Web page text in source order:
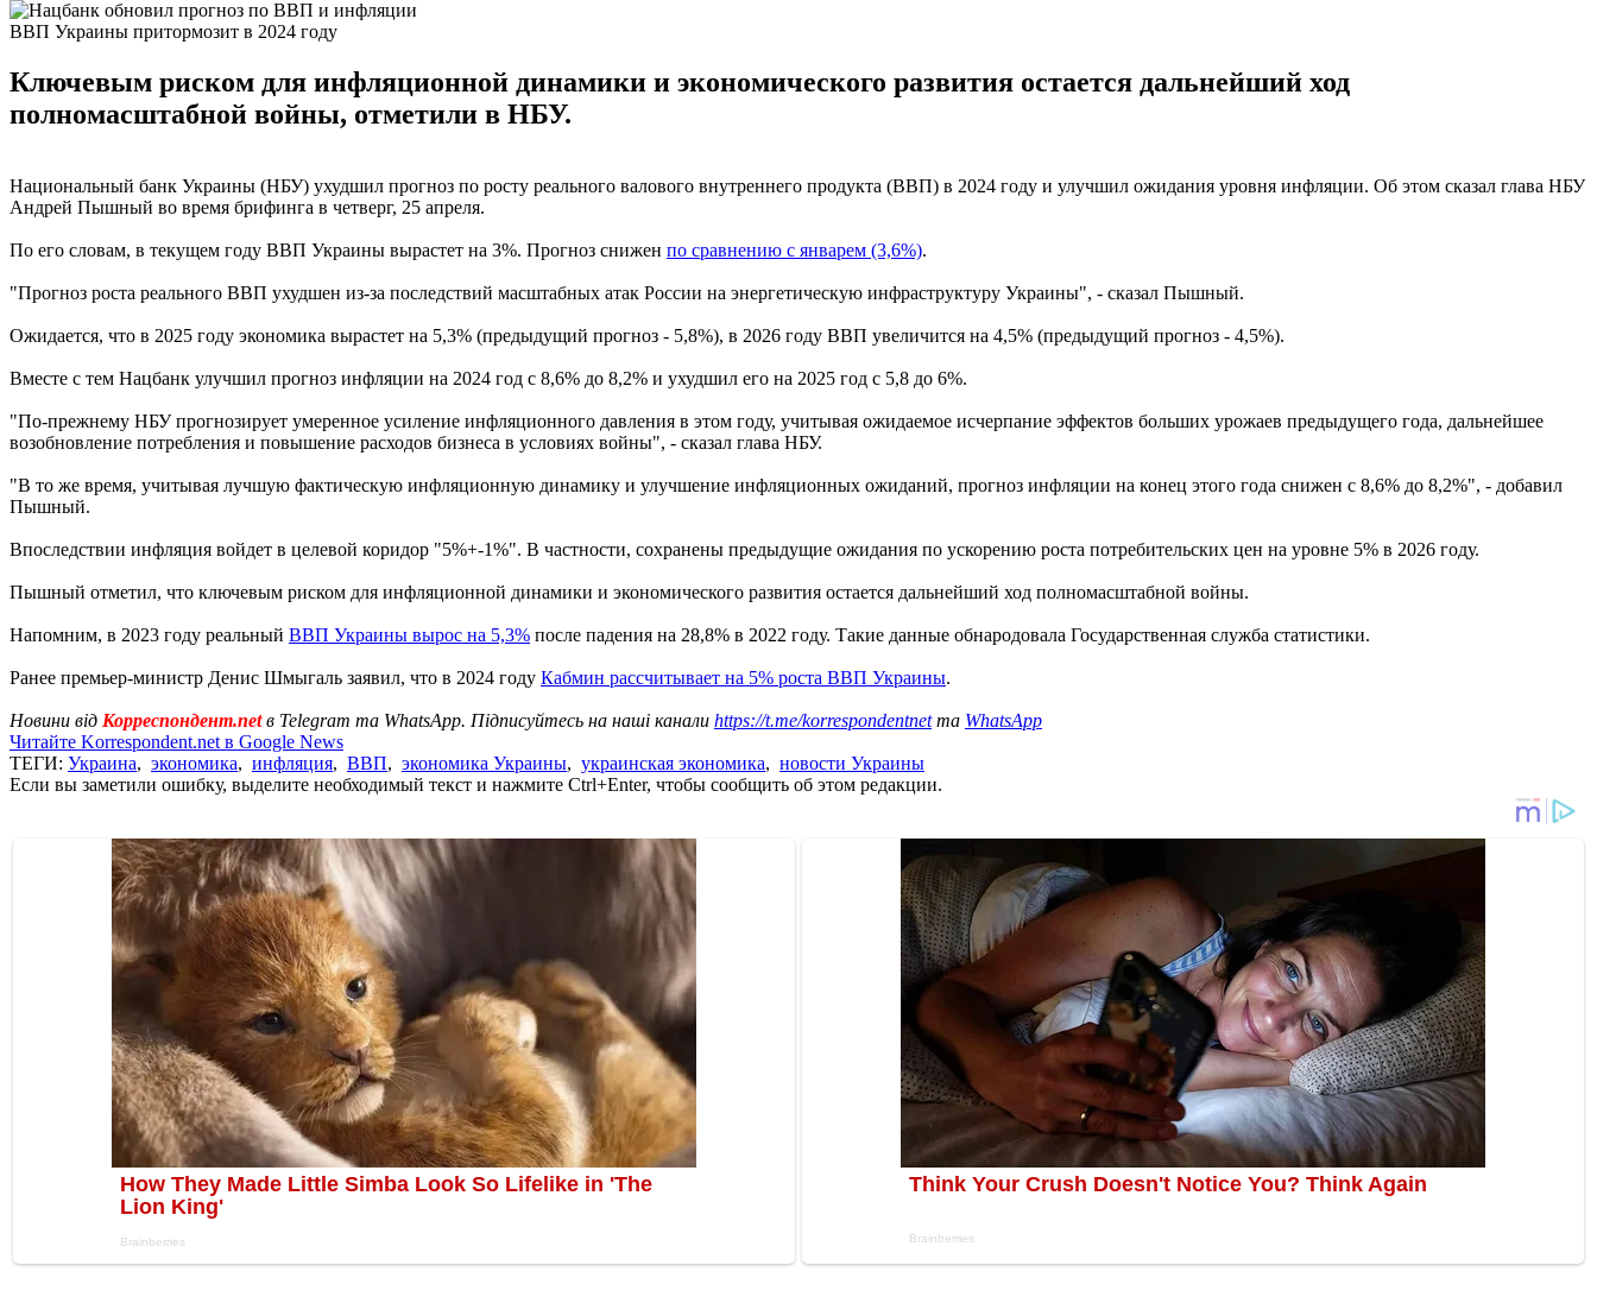
ВВП Украины притормозит в 2024 году
Ключевым риском для инфляционной динамики и экономического развития остается дальнейший ход
полномасштабной войны, отметили в НБУ.
Национальный банк Украины (НБУ) ухудшил прогноз по росту реального валового внутреннего продукта (ВВП) в 2024 году и улучшил ожидания уровня инфляции. Об этом сказал глава НБУ
Андрей Пышный во время брифинга в четверг, 25 апреля.
По его словам, в текущем году ВВП Украины вырастет на 3%. Прогноз снижен по сравнению с январем (3,6%).
"Прогноз роста реального ВВП ухудшен из-за последствий масштабных атак России на энергетическую инфраструктуру Украины", - сказал Пышный.
Ожидается, что в 2025 году экономика вырастет на 5,3% (предыдущий прогноз - 5,8%), в 2026 году ВВП увеличится на 4,5% (предыдущий прогноз - 4,5%).
Вместе с тем Нацбанк улучшил прогноз инфляции на 2024 год с 8,6% до 8,2% и ухудшил его на 2025 год с 5,8 до 6%.
"По-прежнему НБУ прогнозирует умеренное усиление инфляционного давления в этом году, учитывая ожидаемое исчерпание эффектов больших урожаев предыдущего года, дальнейшее
возобновление потребления и повышение расходов бизнеса в условиях войны", - сказал глава НБУ.
"В то же время, учитывая лучшую фактическую инфляционную динамику и улучшение инфляционных ожиданий, прогноз инфляции на конец этого года снижен с 8,6% до 8,2%", - добавил
Пышный.
Впоследствии инфляция войдет в целевой коридор "5%+-1%". В частности, сохранены предыдущие ожидания по ускорению роста потребительских цен на уровне 5% в 2026 году.
Пышный отметил, что ключевым риском для инфляционной динамики и экономического развития остается дальнейший ход полномасштабной войны.
Напомним, в 2023 году реальный ВВП Украины вырос на 5,3% после падения на 28,8% в 2022 году. Такие данные обнародовала Государственная служба статистики.
Ранее премьер-министр Денис Шмыгаль заявил, что в 2024 году Кабмин рассчитывает на 5% роста ВВП Украины.
Новини від Корреспондент.netв Telegram та WhatsApp. Підписуйтесь на наші канали https://t.me/korrespondentnetта WhatsApp
Читайте Korrespondent.net в Google News
ТЕГИ: Украина, экономика, инфляция, ВВП, экономика Украины, украинская экономика, новости Украины
Если вы заметили ошибку, выделите необходимый текст и нажмите Ctrl+Enter, чтобы сообщить об этом редакции.